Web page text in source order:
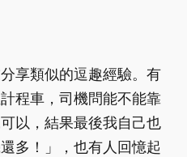
享類似的逗趣經驗。有
程車，司機問能不能靠
以，結果最後我自己也
多！」，也有人回憶起